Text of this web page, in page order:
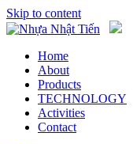
Skip to content
Home
About
Products
TECHNOLOGY
Activities
Contact